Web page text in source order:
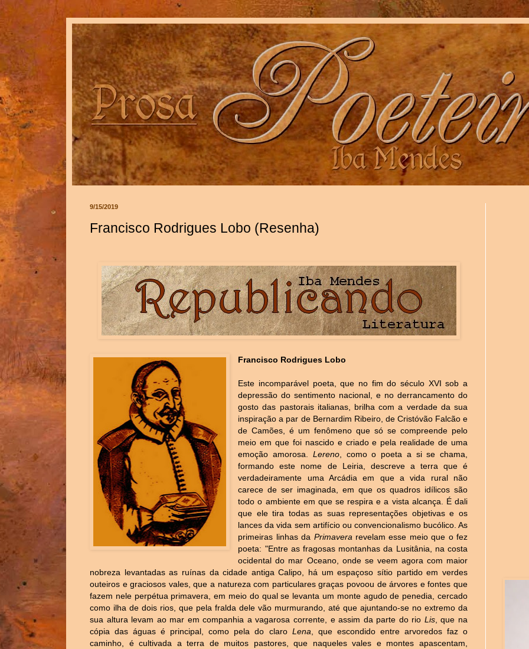
9/15/2019
Francisco Rodrigues Lobo (Resenha)
Francisco Rodrigues Lobo
Este incomparável poeta, que no fim do século XVI sob a
depressão do sentimento nacional, e no derrancamento do
gosto das pastorais italianas, brilha com a verdade da sua
inspiração a par de Bernardim Ribeiro, de Cristóvão Falcão e
de Camões, é um fenômeno que só se compreende pelo
meio em que foi nascido e criado e pela realidade de uma
emoção amorosa. Lereno, como o poeta a si se chama,
formando este nome de Leiria, descreve a terra que é
verdadeiramente uma Arcádia em que a vida rural não
carece de ser imaginada, em que os quadros idílicos são
todo o ambiente em que se respira e a vista alcança. É dali
que ele tira todas as suas representações objetivas e os
lances da vida sem artifício ou convencionalismo bucólico. As
primeiras linhas da Primavera revelam esse meio que o fez
poeta: "Entre as fragosas montanhas da Lusitânia, na costa
ocidental do mar Oceano, onde se veem agora com maior
nobreza levantadas as ruínas da cidade antiga Calipo, há um espaçoso sítio partido em verdes
outeiros e graciosos vales, que a natureza com particulares graças povoou de árvores e fontes que
fazem nele perpétua primavera, em meio do qual se levanta um monte agudo de penedia, cercado
como ilha de dois rios, que pela fralda dele vão murmurando, até que ajuntando-se no extremo da
sua altura levam ao mar em companhia a vagarosa corrente, e assim da parte do rio Lis, que na
cópia das águas é principal, como pela do claro Lena , que escondido entre arvoredos faz o
caminho, é cultivada a terra de muitos pastores, que naqueles vales e montes apascentam,